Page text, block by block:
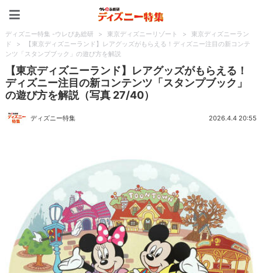
ディズニー特集 -ウレぴあ総研 > 東京ディズニーリゾート >
東京ディズニーラン
ド
>
【東京ディズニーランド】レアグッズがもらえる！ディズニー注目の新コンテ
ンツ「スタンプブック」の遊び方を解説
【東京ディズニーランド】レアグッズがもらえる！
ディズニー注目の新コンテンツ「スタンプブック」
の遊び方を解説（写真 27/40）
ディズニー特集 2026.4.4 20:55